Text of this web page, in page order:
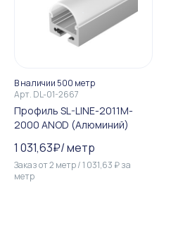
В наличии 500 метр
Арт. DL-01-2667
Профиль SL-LINE-2011M-
2000 ANOD (Алюминий)
1 031,63₽/метр
Заказ от2 метр/1 031,63 ₽за
метр